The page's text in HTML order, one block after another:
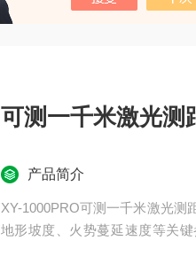
可测一千米激光测
产品简介
XY-1000PRO可测一千米激光测
地形坡度、火势蔓延速度等关